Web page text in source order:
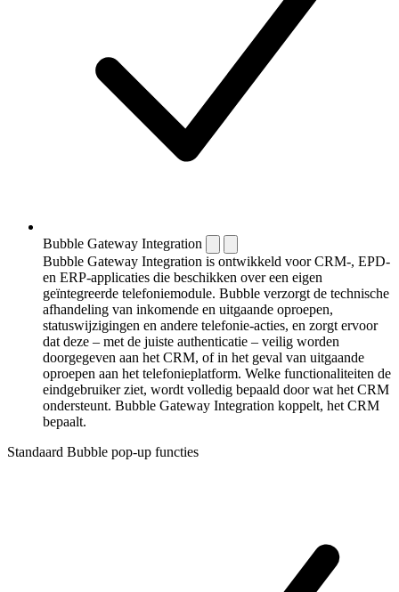
Bubble Gateway Integration
Bubble Gateway Integration is ontwikkeld voor CRM-, EPD-
en ERP-applicaties die beschikken over een eigen
geïntegreerde telefoniemodule. Bubble verzorgt de technische
afhandeling van inkomende en uitgaande oproepen,
statuswijzigingen en andere telefonie-acties, en zorgt ervoor
dat deze – met de juiste authenticatie – veilig worden
doorgegeven aan het CRM, of in het geval van uitgaande
oproepen aan het telefonieplatform. Welke functionaliteiten de
eindgebruiker ziet, wordt volledig bepaald door wat het CRM
ondersteunt. Bubble Gateway Integration koppelt, het CRM
bepaalt.
Standaard Bubble pop-up functies